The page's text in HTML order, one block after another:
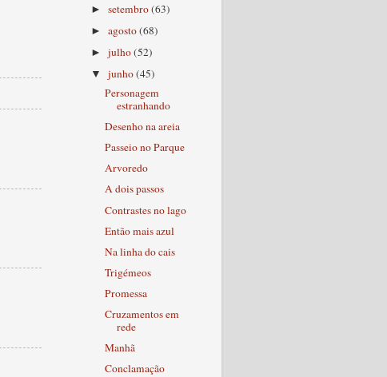
►setembro(63)
►agosto(68)
►julho(52)
▼junho(45)
Personagem
estranhando
Desenho na areia
Passeio no Parque
Arvoredo
A dois passos
Contrastes no lago
Então mais azul
Na linha do cais
Trigémeos
Promessa
Cruzamentos em
rede
Manhã
Conclamação